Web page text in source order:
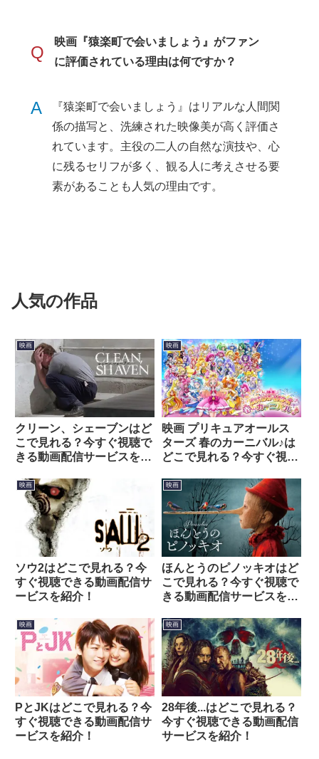
Q
映画『猿楽町で会いましょう』がファン
に評価されている理由は何ですか？
A
『猿楽町で会いましょう』はリアルな人間関
係の描写と、洗練された映像美が高く評価さ
れています。主役の二人の自然な演技や、心
に残るセリフが多く、観る人に考えさせる要
素があることも人気の理由です。
人気の作品
映画
クリーン、シェーブンはど
こで見れる？今すぐ視聴で
きる動画配信サービスを紹
映画
映画 プリキュアオールス
ターズ 春のカーニバル♪は
どこで見れる？今すぐ視聴
紹介！
映画
ソウ2はどこで見れる？今
すぐ視聴できる動画配信サ
ービスを紹介！
映画
ほんとうのピノッキオはど
こで見れる？今すぐ視聴で
きる動画配信サービスを紹
映画
PとJKはどこで見れる？今
すぐ視聴できる動画配信サ
ービスを紹介！
映画
28年後...はどこで見れる？
今すぐ視聴できる動画配信
サービスを紹介！